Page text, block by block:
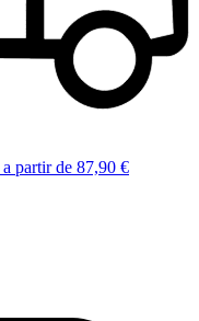
a partir de 87,90 €